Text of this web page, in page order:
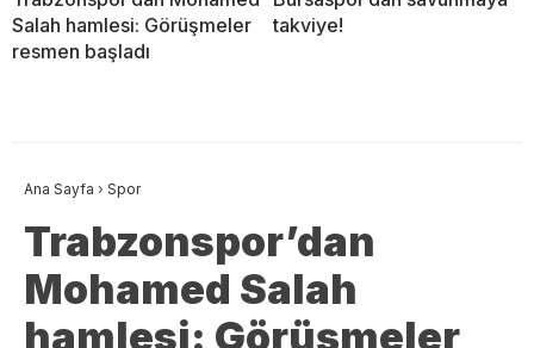
Salah hamlesi: Görüşmeler
resmen başladı
takviye!
Ana Sayfa › Spor
Trabzonspor’dan
Mohamed Salah
hamlesi: Görüşmeler